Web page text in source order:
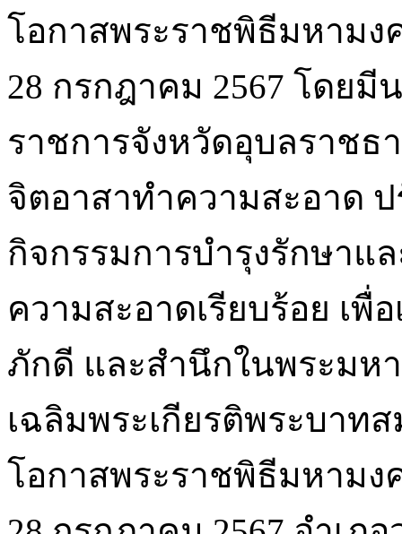
โอกาสพระราชพิธีมหามง
28 กรกฎาคม 2567 โดยมี
ราชการจังหวัดอุบลราช
จิตอาสาทำความสะอาด
กิจกรรมการบำรุงรักษา
ความสะอาดเรียบร้อย เพื่
ภักดี และสำนึกในพระม
เฉลิมพระเกียรติพระบาท
โอกาสพระราชพิธีมหามง